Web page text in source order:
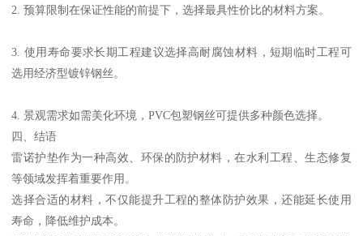
2. 预算限制在保证性能的前提下，选择最具性价比的材料方案。
3. 使用寿命要求长期工程建议选择高耐腐蚀材料，短期临时工程可
选用经济型镀锌钢丝。
4. 景观需求如需美化环境，PVC包塑钢丝可提供多种颜色选择。
四、结语
雷诺护垫作为一种高效、环保的防护材料，在水利工程、生态修复
等领域发挥着重要作用。
选择合适的材料，不仅能提升工程的整体防护效果，还能延长使用
寿命，降低维护成本。